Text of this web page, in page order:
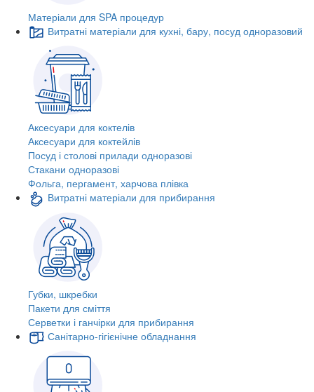
Матеріали для SPA процедур
Витратні матеріали для кухні, бару, посуд одноразовий
Аксесуари для коктелів
Аксесуари для коктейлів
Посуд і столові прилади одноразові
Стакани одноразові
Фольга, пергамент, харчова плівка
Витратні матеріали для прибирання
Губки, шкребки
Пакети для сміття
Серветки і ганчірки для прибирання
Санітарно-гігієнічне обладнання